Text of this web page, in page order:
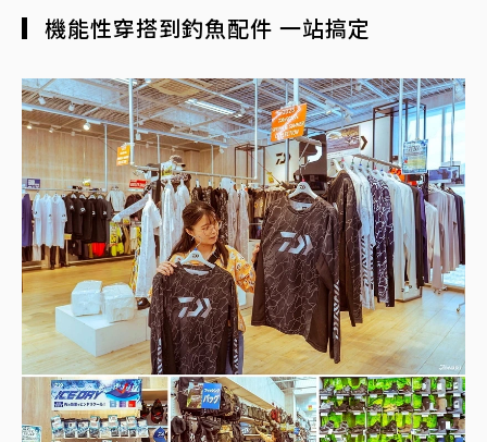
▎機能性穿搭到釣魚配件 一站搞定